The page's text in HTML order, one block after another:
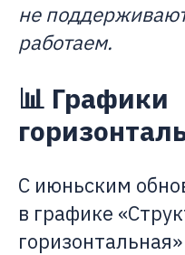
не
работаем.
📊 Графики
С июньским
в графике